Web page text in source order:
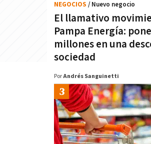
El llamativo
Pampa Energía:
millones en una
sociedad
NEGOCIOS / Nuevo negocio
PorAndrés Sanguinetti